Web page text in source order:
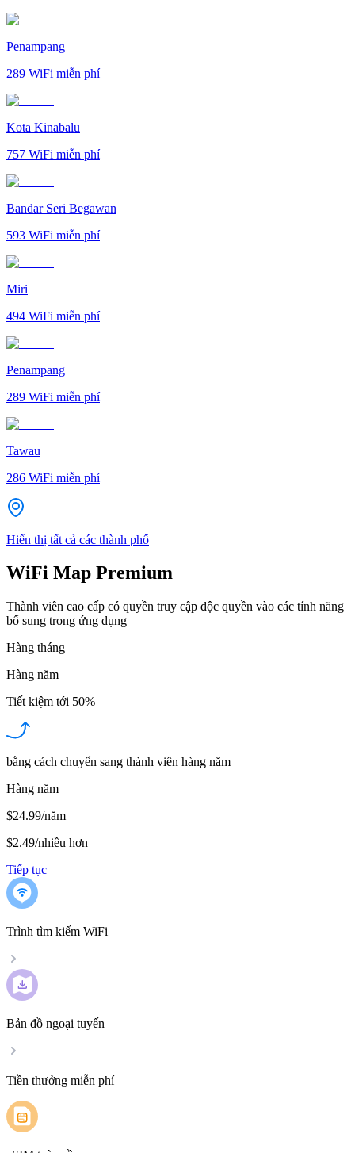
Penampang
289 WiFi miễn phí
Kota Kinabalu
757 WiFi miễn phí
Bandar Seri Begawan
593 WiFi miễn phí
Miri
494 WiFi miễn phí
Penampang
289 WiFi miễn phí
Tawau
286 WiFi miễn phí
Hiển thị tất cả các thành phố
WiFi Map Premium
Thành viên cao cấp có quyền truy cập độc quyền vào các tính năng
bổ sung trong ứng dụng
Hàng tháng
Hàng năm
Tiết kiệm tới 50%
bằng cách chuyển sang thành viên hàng năm
Hàng năm
$24.99/năm
$2.49/nhiều hơn
Tiếp tục
Trình tìm kiếm WiFi
Bản đồ ngoại tuyến
Tiền thưởng miễn phí